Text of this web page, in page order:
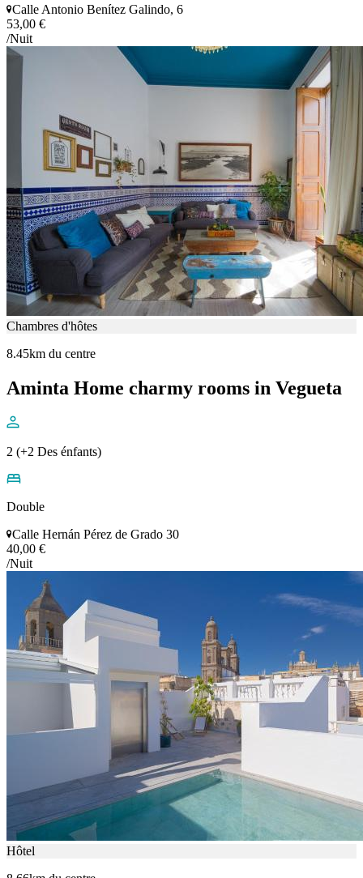
Calle Antonio Benítez Galindo, 6
53,00 €
/Nuit
Chambres d'hôtes
8.45km du centre
Aminta Home charmy rooms in Vegueta
2 (+2 Des énfants)
Double
Calle Hernán Pérez de Grado 30
40,00 €
/Nuit
Hôtel